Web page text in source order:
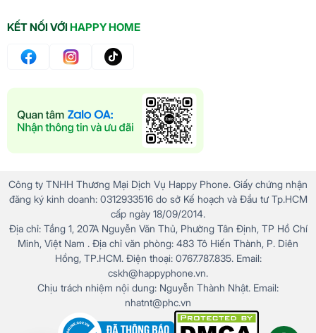
KẾT NỐI VỚIHAPPY HOME
Công ty TNHH Thương Mại Dịch Vụ Happy Phone. Giấy chứng nhận
đăng ký kinh doanh: 0312933516 do sở Kế hoạch và Đầu tư Tp.HCM
cấp ngày 18/09/2014.
Địa chỉ: Tầng 1, 207A Nguyễn Văn Thủ, Phường Tân Định, TP Hồ Chí
Minh, Việt Nam . Địa chỉ văn phòng: 483 Tô Hiến Thành, P. Diên
Hồng, TP.HCM. Điện thoại: 0767.787.835. Email:
cskh@happyphone.vn.
Chịu trách nhiệm nội dung: Nguyễn Thành Nhật. Email:
nhatnt@phc.vn